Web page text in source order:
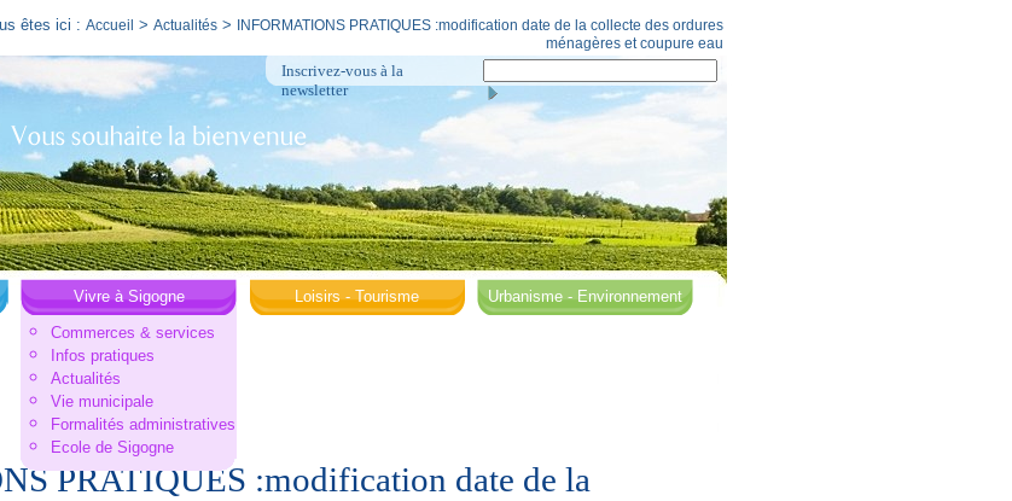
êtes ici : Accueil > Actualités >
INFORMATIONS PRATIQUES :modification date de la collecte des ordures
ménagères et coupure eau
Inscrivez-vous à la
newsletter
Vivre à Sigogne
Commerces & services
Infos pratiques
Actualités
Vie municipale
Formalités administratives
Ecole de Sigogne
Loisirs - Tourisme Urbanisme - Environnement
PRATIQUES :modification date de la